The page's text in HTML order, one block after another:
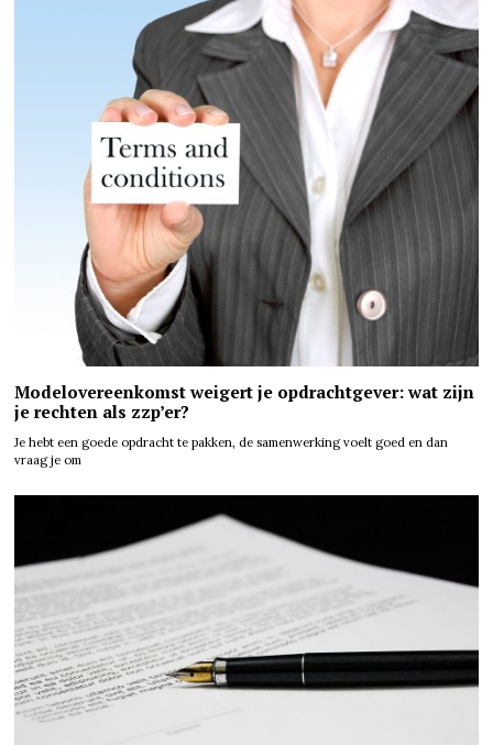
Modelovereenkomst weigert je opdrachtgever: wat zijn
je rechten als zzp’er?
Je hebt een goede opdracht te pakken, de samenwerking voelt goed en dan
vraag je om